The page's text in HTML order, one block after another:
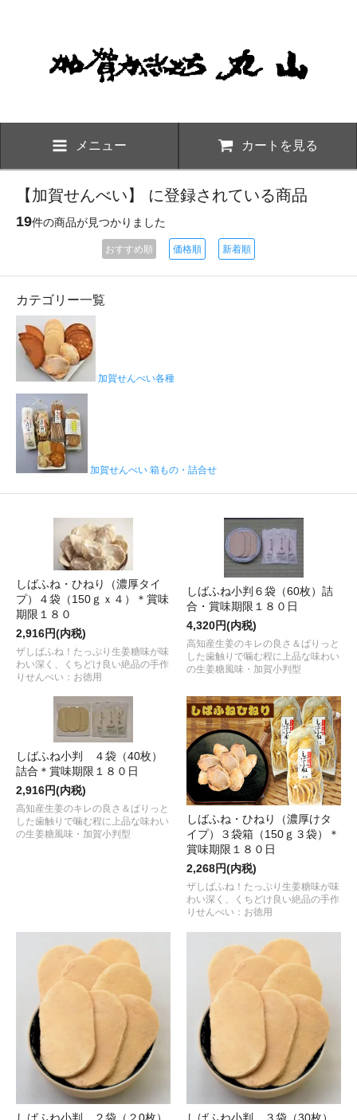
メニュー カートを見る
【加賀せんべい】 に登録されている商品
19件の商品が見つかりました
おすすめ順 価格順 新着順
カテゴリー一覧
加賀せんべい各種
加賀せんべい 箱もの・詰合せ
しばふね・ひねり（濃厚タイ
プ）４袋（150ｇｘ４）＊賞味
期限１８０
2,916円(内税)
ザしばふね！たっぷり生姜糖味が味
わい深く、くちどけ良い絶品の手作
りせんべい：お徳用
しばふね小判６袋（60枚）詰
合・賞味期限１８０日
4,320円(内税)
高知産生姜のキレの良さ＆ぱりっと
した歯触りで噛む程に上品な味わい
の生姜糖風味・加賀小判型
しばふね小判 ４袋（40枚）
詰合＊賞味期限１８０日
2,916円(内税)
高知産生姜のキレの良さ＆ぱりっと
した歯触りで噛む程に上品な味わい
の生姜糖風味・加賀小判型
しばふね・ひねり（濃厚けタ
イプ）３袋箱（150ｇ３袋）＊
賞味期限１８０日
2,268円(内税)
ザしばふね！たっぷり生姜糖味が味
わい深く、くちどけ良い絶品の手作
りせんべい：お徳用
しばふね小判 ２袋（２0枚）
しばふね小判 ３袋（30枚）